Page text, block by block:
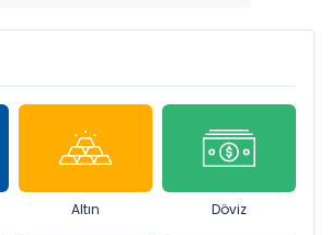
Altın Döviz